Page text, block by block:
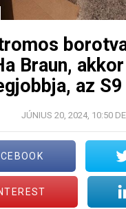
Braun,
az
JÚNIUS 20, 2024, 10:50 DE.